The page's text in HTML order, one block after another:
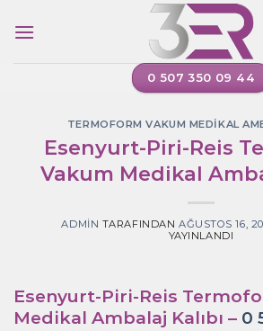
atla
0 507 350 09 44
TERMOFORM VAKUM MEDIKAL
Esenyurt-Piri-Reis
Vakum Medikal
ADMIN TARAFINDAN AĞUSTOS 16,
YAYINLANDI
Esenyurt-Piri-Reis
Medikal Ambalaj Kalıbı – 0